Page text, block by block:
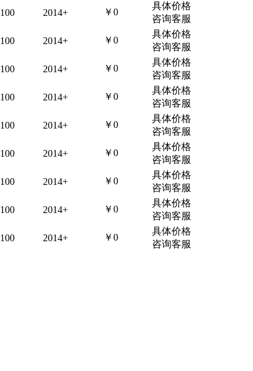
100 2014+ ￥0
具体价格
咨询客服
100 2014+ ￥0
具体价格
咨询客服
100 2014+ ￥0
具体价格
咨询客服
100 2014+ ￥0
具体价格
咨询客服
100 2014+ ￥0
具体价格
咨询客服
100 2014+ ￥0
具体价格
咨询客服
100 2014+ ￥0
具体价格
咨询客服
100 2014+ ￥0
具体价格
咨询客服
100 2014+ ￥0
具体价格
咨询客服